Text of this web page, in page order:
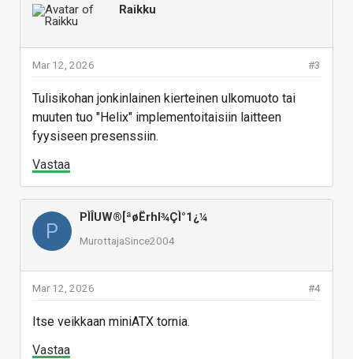
Raikku
#3
Mar 12, 2026
Tulisikohan jonkinlainen kierteinen ulkomuoto tai
muuten tuo "Helix" implementoitaisiin laitteen
fyysiseen presenssiin.
Vastaa
P
PÌÎUW®[ªøËrhl¾ÇÌ°1¿¼
MurottajaSince2004
#4
Mar 12, 2026
Itse veikkaan miniATX tornia.
Vastaa